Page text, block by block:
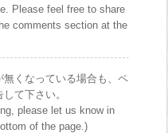
Please feel free to share
comments section at the
無くなっている場合も、ペ
て下さい。
please let us know in
of the page.)